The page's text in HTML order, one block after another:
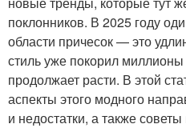
поклонников. В 2025 году
области причесок — это
стиль уже покорил
продолжает расти. В этой
аспекты этого модного
и недостатки, а также